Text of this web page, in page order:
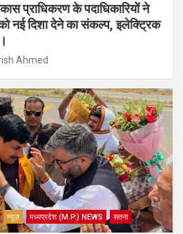
प्राधिकरण के पदाधिकारियों ने
को नई दिशा देने का संकल्प, इलेक्ट्रिक
Ahmed
न्यूज़ मध्यप्रदेश (M.P.) NEWS सतना